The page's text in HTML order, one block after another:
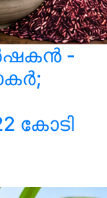
-
കോടി